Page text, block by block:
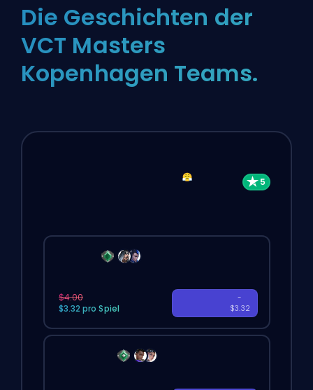
Die Geschichten der
VCT Masters
Kopenhagen Teams.
$4.00
$3.32 pro Spiel
-
$3.32